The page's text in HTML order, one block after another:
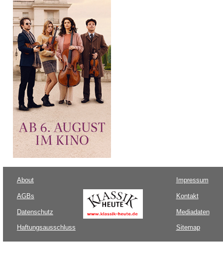
About
AGBs
Datenschutz
Haftungsausschluss
Impressum
Kontakt
Mediadaten
Sitemap